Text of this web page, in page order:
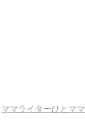
ママライターひとママ